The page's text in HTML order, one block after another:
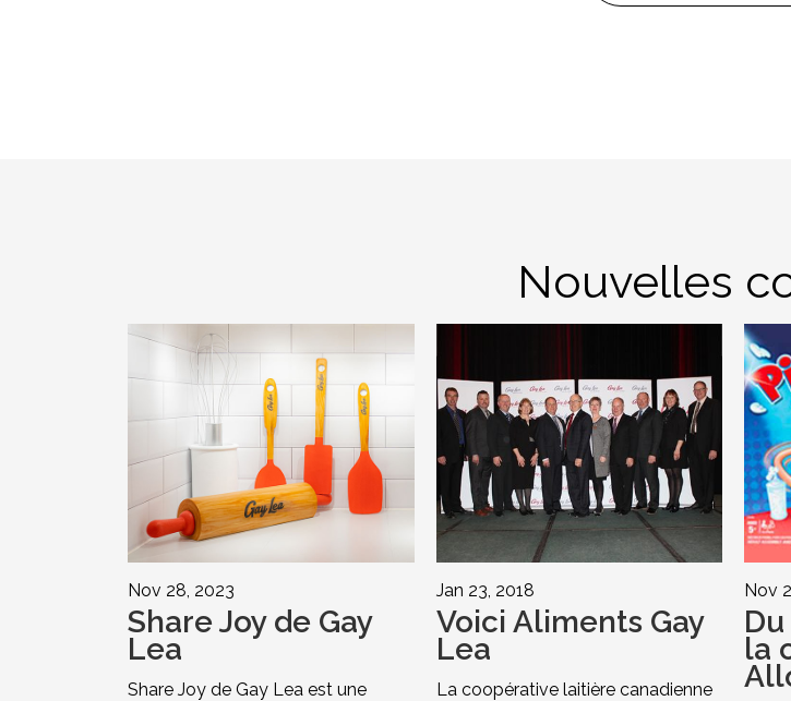
Nouvelles
Nov 28, 2023
Share Joy de Gay
Lea
Share Joy de Gay Lea est une
Jan 23, 2018
Voici Aliments Gay
Lea
La coopérative laitière canadienne
Nov
la